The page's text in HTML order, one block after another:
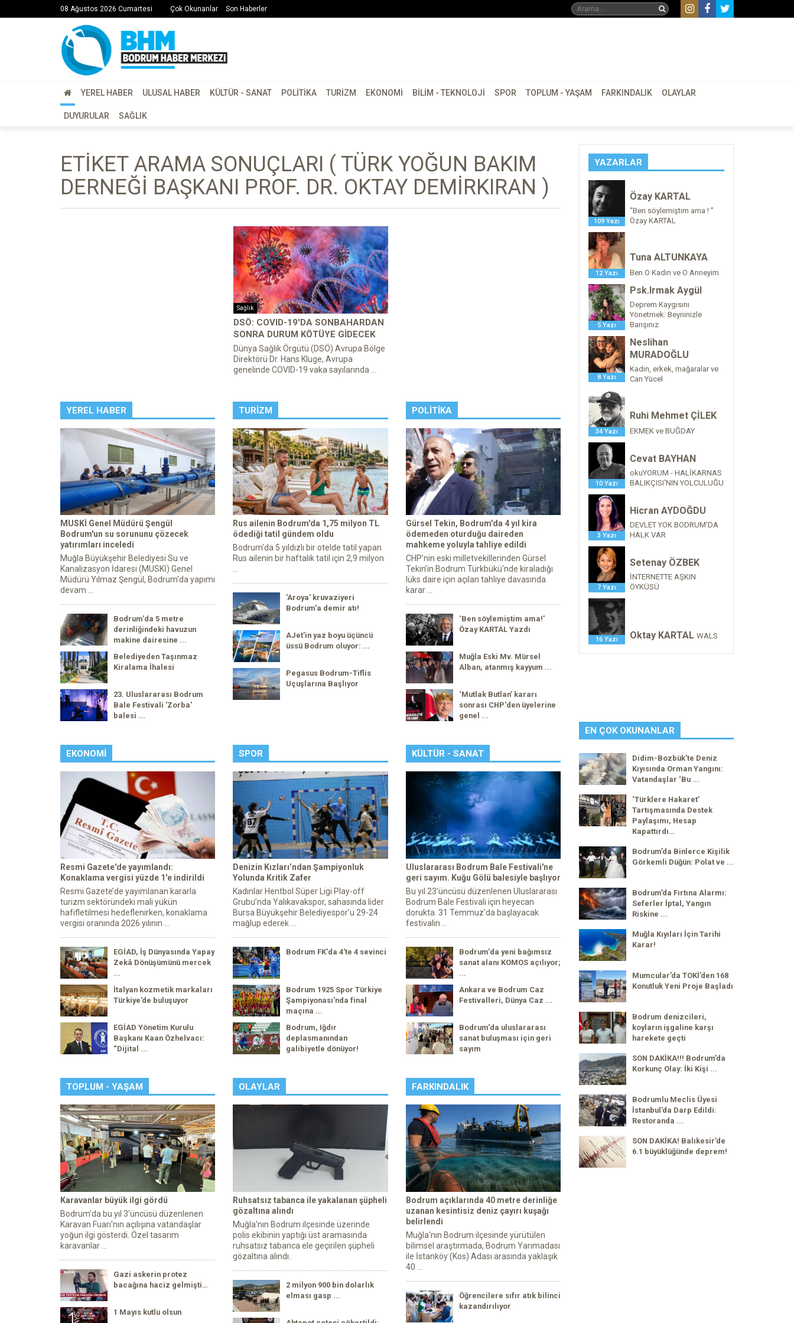
08 Ağustos 2026 Cumartesi Çok Okunanlar Son Haberler
YEREL HABER ULUSAL HABER KÜLTÜR - SANAT POLITIKA TURIZM EKONOMI BILIM - TEKNOLOJI SPOR TOPLUM - YAŞAM FARKINDALIK OLAYLAR
DUYURULAR SAĞLIK
ETIKET ARAMA SONUÇLARI ( TÜRK YOĞUN BAKIM
DERNEĞI BAŞKANI PROF. DR. OKTAY DEMIRKIRAN )
Sağlık
DSÖ: COVID-19'DA SONBAHARDAN
SONRA DURUM KÖTÜYE GIDECEK
Dünya Sağlık Örgütü (DSÖ) Avrupa Bölge
Direktörü Dr. Hans Kluge, Avrupa
genelinde COVID-19 vaka sayılarında ...
YEREL HABER
MUSKİ Genel Müdürü Şengül
Bodrum'un su sorununu çözecek
yatırımları inceledi
Muğla Büyükşehir Belediyesi Su ve
Kanalizasyon İdaresi (MUSKİ) Genel
Müdürü Yılmaz Şengül, Bodrum’da yapımı
devam ...
Bodrum'da 5 metre
derinliğindeki havuzun
makine dairesine ...
Belediyeden Taşınmaz
Kiralama İhalesi
23. Uluslararası Bodrum
Bale Festivali 'Zorba'
balesi ...
TURIZM
Rus ailenin Bodrum'da 1,75 milyon TL
ödediği tatil gündem oldu
Bodrum'da 5 yıldızlı bir otelde tatil yapan
Rus ailenin bir haftalık tatil için 2,9 milyon
...
'Aroya' kruvaziyeri
Bodrum'a demir atı!
AJet’in yaz boyu üçüncü
üssü Bodrum oluyor: ...
Pegasus Bodrum-Tiflis
Uçuşlarına Başlıyor
POLITIKA
Gürsel Tekin, Bodrum'da 4 yıl kira
ödemeden oturduğu daireden
mahkeme yoluyla tahliye edildi
CHP’nin eski milletvekillerinden Gürsel
Tekin’in Bodrum Türkbükü'nde kiraladığı
lüks daire için açılan tahliye davasında
karar ...
‘Ben söylemiştim ama!’
Özay KARTAL Yazdı
Muğla Eski Mv. Mürsel
Alban, atanmış kayyum ...
‘Mutlak Butlan’ kararı
sonrası CHP'den üyelerine
genel ...
EKONOMI
Resmi Gazete'de yayımlandı:
Konaklama vergisi yüzde 1'e indirildi
Resmi Gazete’de yayımlanan kararla
turizm sektöründeki mali yükün
hafifletilmesi hedeflenirken, konaklama
vergisi oranında 2026 yılının ...
EGİAD, İş Dünyasında Yapay
Zekâ Dönüşümünü mercek
...
İtalyan kozmetik markaları
Türkiye’de buluşuyor
EGİAD Yönetim Kurulu
Başkanı Kaan Özhelvacı:
“Dijital ...
SPOR
Denizin Kızları’ndan Şampiyonluk
Yolunda Kritik Zafer
Kadınlar Hentbol Süper Ligi Play-off
Grubu’nda Yalıkavakspor, sahasında lider
Bursa Büyükşehir Belediyespor’u 29-24
mağlup ederek ...
Bodrum FK'da 4'te 4 sevinci
Bodrum 1925 Spor Türkiye
Şampiyonası'nda final
maçına ...
Bodrum, Iğdır
deplasmanından
galibiyetle dönüyor!
KÜLTÜR - SANAT
Uluslararası Bodrum Bale Festivali'ne
geri sayım. Kuğu Gölü balesiyle başlıyor
Bu yıl 23'üncüsü düzenlenen Uluslararası
Bodrum Bale Festivali için heyecan
dorukta. 31 Temmuz'da başlayacak
festivalin ...
Bodrum'da yeni bağımsız
sanat alanı KOMOS açılıyor;
...
Ankara ve Bodrum Caz
Festivalleri, Dünya Caz ...
Bodrum'da uluslararası
sanat buluşması için geri
sayım
TOPLUM - YAŞAM
Karavanlar büyük ilgi gördü
Bodrum’da bu yıl 3’üncüsü düzenlenen
Karavan Fuarı'nın açılışına vatandaşlar
yoğun ilgi gösterdi. Özel tasarım
karavanlar ...
Gazi askerin protez
bacağına haciz gelmişti…
1 Mayıs kutlu olsun
OLAYLAR
Ruhsatsız tabanca ile yakalanan şüpheli
gözaltına alındı
Muğla'nın Bodrum ilçesinde üzerinde
polis ekibinin yaptığı üst aramasında
ruhsatsız tabanca ele geçirilen şüpheli
gözaltına alındı.
2 milyon 900 bin dolarlık
elması gasp ...
FARKINDALIK
Bodrum açıklarında 40 metre derinliğe
uzanan kesintisiz deniz çayırı kuşağı
belirlendi
Muğla'nın Bodrum ilçesinde yürütülen
bilimsel araştırmada, Bodrum Yarımadası
ile İstanköy (Kos) Adası arasında yaklaşık
40 ...
Öğrencilere sıfır atık bilinci
kazandırılıyor
YAZARLAR
109 Yazı
Özay KARTAL
“Ben söylemiştim ama ! ”
Özay KARTAL
12 Yazı
Tuna ALTUNKAYA
Ben O Kadın ve O Anneyim
5 Yazı
Psk.Irmak Aygül
Deprem Kaygısını
Yönetmek: Beyninizle
Barışınız
8 Yazı
Neslihan
MURADOĞLU
Kadın, erkek, mağaralar ve
Can Yücel
34 Yazı
Ruhi Mehmet ÇİLEK
EKMEK ve BUĞDAY
10 Yazı
Cevat BAYHAN
okuYORUM - HALİKARNAS
BALIKÇISI'NIN YOLCULUĞU
3 Yazı
Hicran AYDOĞDU
DEVLET YOK BODRUM'DA
HALK VAR
7 Yazı
Setenay ÖZBEK
İNTERNETTE AŞKIN
ÖYKÜSÜ
16 Yazı Oktay KARTAL WALS
EN ÇOK OKUNANLAR
Didim-Bozbük’te Deniz
Kıyısında Orman Yangını:
Vatandaşlar ‘Bu ...
‘Türklere Hakaret’
Tartışmasında Destek
Paylaşımı, Hesap
Kapattırdı…
Bodrum’da Binlerce Kişilik
Görkemli Düğün: Polat ve ...
Bodrum’da Fırtına Alarmı:
Seferler İptal, Yangın
Riskine ...
Muğla Kıyıları İçin Tarihi
Karar!
Mumcular’da TOKİ’den 168
Konutluk Yeni Proje Başladı
Bodrum denizcileri,
koyların işgaline karşı
harekete geçti
SON DAKİKA!!! Bodrum’da
Korkunç Olay: İki Kişi ...
Bodrumlu Meclis Üyesi
İstanbul’da Darp Edildi:
Restoranda ...
SON DAKİKA! Balıkesir’de
6.1 büyüklüğünde deprem!